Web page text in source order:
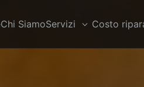
Chi SiamoServizi Costo